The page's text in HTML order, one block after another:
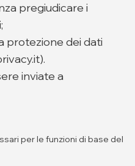
pregiudicare i
protezione dei dati
).
inviate a
per le funzioni di base del